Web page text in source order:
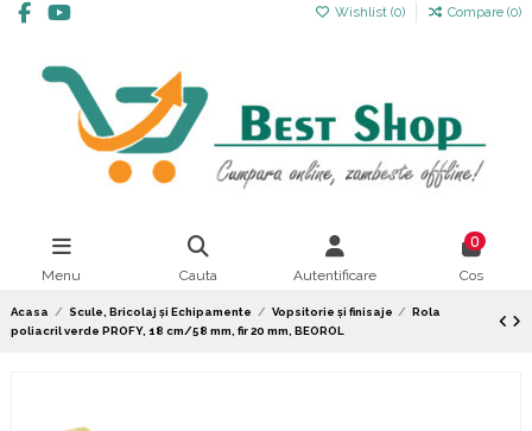
Wishlist (0) Compare (0)
Menu Cauta Autentificare
0
Cos
Acasa Scule, Bricolaj și Echipamente Vopsitorie și finisaje
Rola
poliacril verde PROFY, 18 cm/58 mm, fir 20 mm, BEOROL